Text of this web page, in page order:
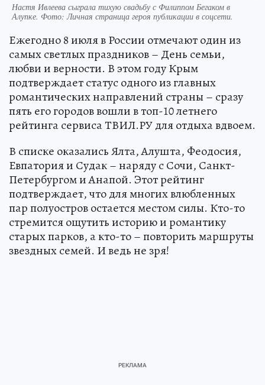
Настя Ивлеева сыграла тихую свадьбу с Филиппом Бегаком в
Алупке. Фото: Личная страница героя публикации в соцсети.
Ежегодно 8 июля в России отмечают один из
самых светлых праздников – День семьи,
любви и верности. В этом году Крым
подтверждает статус одного из главных
романтических направлений страны – сразу
пять его городов вошли в топ-10 летнего
рейтинга сервиса ТВИЛ.РУ для отдыха вдвоем.
В списке оказались Ялта, Алушта, Феодосия,
Евпатория и Судак – наряду с Сочи, Санкт-
Петербургом и Анапой. Этот рейтинг
подтверждает, что для многих влюбленных
пар полуостров остается местом силы. Кто-то
стремится ощутить историю и романтику
старых парков, а кто-то – повторить маршруты
звездных семей. И ведь не зря!